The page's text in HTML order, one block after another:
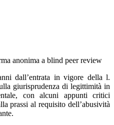
anonima a blind peer review
dall’entrata in vigore della l.
giurisprudenza di legittimità in
con alcuni appunti critici
prassi al requisito dell’abusività